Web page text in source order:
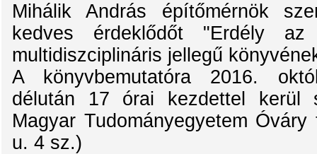
Mihálik András építőmérnök
kedves érdeklődőt "Erdély
multidiszciplináris jellegű
A könyvbemutatóra 2016.
délután 17 órai kezdettel kerül
Magyar Tudományegyetem
u. 4 sz.)